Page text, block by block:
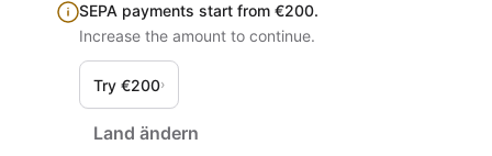
SEPA payments start from €200.
Increase the amount to continue.
Try €200›
Land ändern